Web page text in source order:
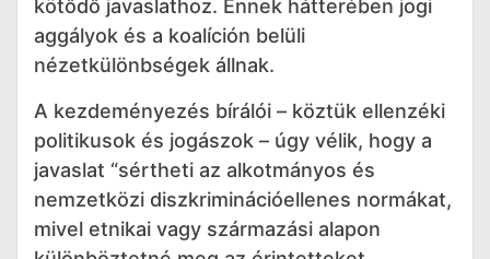
kötődő javaslathoz. Ennek hátterében jogi
aggályok és a koalíción belüli
nézetkülönbségek állnak.
A kezdeményezés bírálói – köztük ellenzéki
politikusok és jogászok – úgy vélik, hogy a
javaslat “sértheti az alkotmányos és
nemzetközi diszkriminációellenes normákat,
mivel etnikai vagy származási alapon